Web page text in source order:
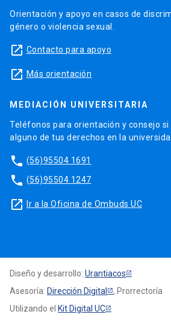
Orientación y apoyo en casos de
género o violencia sexual.
launch Contacto para apoyo
launch Más orientación
MEDIACIÓN UNIVERSITARIA
Teléfonos para orientación y consejo si
alguno de tus derechos en la
phone (56)95504 1691
phone (56)95504 1247
launch Ir a la Oficina de Ombuds UC
Diseño y desarrollo: Urantiacos
Asesoría: Dirección Digital
, Prorrectoría
Utilizando el Kit Digital UC